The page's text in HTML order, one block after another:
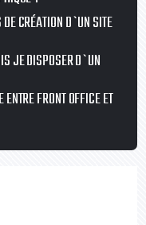
CRÉATION D`UN SITE
JE DISPOSER D`UN
FRONT OFFICE ET